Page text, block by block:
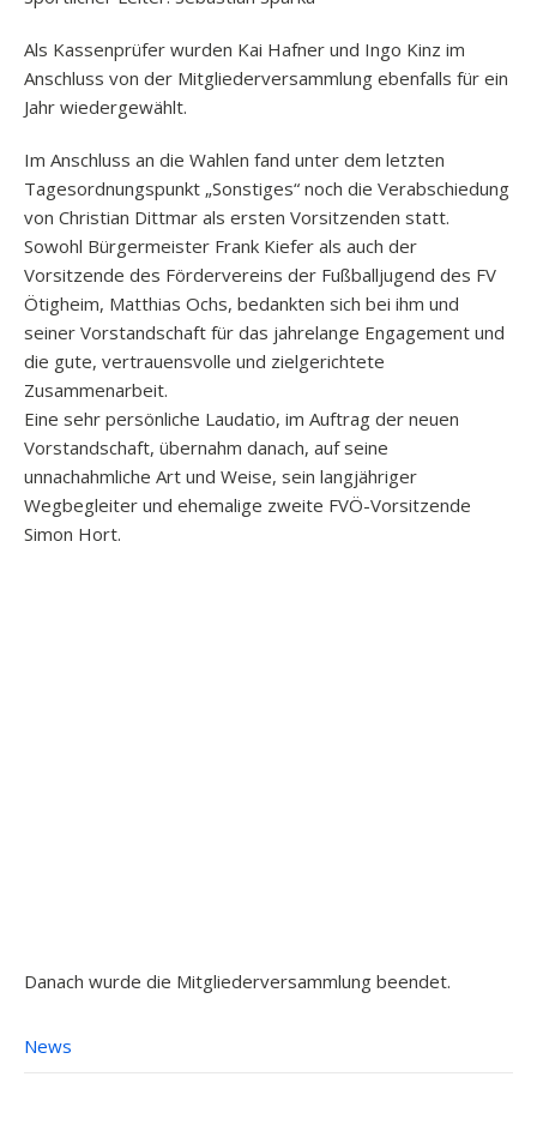
Als Kassenprüfer wurden Kai Hafner und Ingo Kinz im
Anschluss von der Mitgliederversammlung ebenfalls für ein
Jahr wiedergewählt.
Im Anschluss an die Wahlen fand unter dem letzten
Tagesordnungspunkt „Sonstiges“ noch die Verabschiedung
von Christian Dittmar als ersten Vorsitzenden statt.
Sowohl Bürgermeister Frank Kiefer als auch der
Vorsitzende des Fördervereins der Fußballjugend des FV
Ötigheim, Matthias Ochs, bedankten sich bei ihm und
seiner Vorstandschaft für das jahrelange Engagement und
die gute, vertrauensvolle und zielgerichtete
Zusammenarbeit.
Eine sehr persönliche Laudatio, im Auftrag der neuen
Vorstandschaft, übernahm danach, auf seine
unnachahmliche Art und Weise, sein langjähriger
Wegbegleiter und ehemalige zweite FVÖ-Vorsitzende
Simon Hort.
Danach wurde die Mitgliederversammlung beendet.
News